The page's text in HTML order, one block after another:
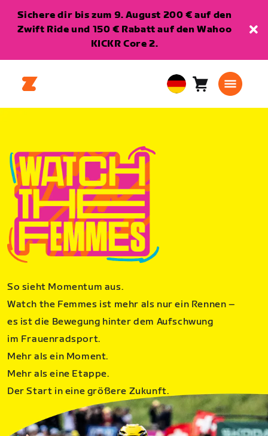
Sichere dir bis zum 9. August 200 € auf den
Zwift Ride und 150 € Rabatt auf den Wahoo
KICKR Core 2.
European
Union
Warenkorb
So sieht Momentum aus.
Watch the Femmes ist mehr als nur ein Rennen –
es ist die Bewegung hinter dem Aufschwung
im Frauenradsport.
Mehr als ein Moment.
Mehr als eine Etappe.
Der Start in eine größere Zukunft.